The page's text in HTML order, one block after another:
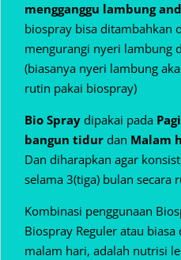
mengganggu lambung
biospray bisa ditambahkan
mengurangi nyeri lambung
(biasanya nyeri lambung
rutin pakai biospray)
Bio Spray dipakai pada
bangun tidur dan Malam
Dan diharapkan agar
selama 3(tiga) bulan secara
Kombinasi penggunaan
Biospray Reguler atau biasa
malam hari, adalah nutrisi